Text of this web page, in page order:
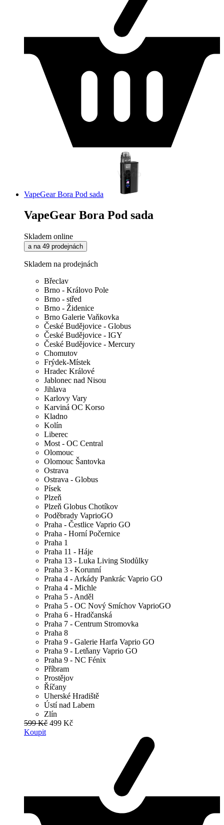
VapeGear Bora Pod sada
VapeGear Bora Pod sada
Skladem online
a na 49 prodejnách
Skladem na prodejnách
Břeclav
Brno - Královo Pole
Brno - střed
Brno - Židenice
Brno Galerie Vaňkovka
České Budějovice - Globus
České Budějovice - IGY
České Budějovice - Mercury
Chomutov
Frýdek-Místek
Hradec Králové
Jablonec nad Nisou
Jihlava
Karlovy Vary
Karviná OC Korso
Kladno
Kolín
Liberec
Most - OC Central
Olomouc
Olomouc Šantovka
Ostrava
Ostrava - Globus
Písek
Plzeň
Plzeň Globus Chotíkov
Poděbrady VaprioGO
Praha - Čestlice Vaprio GO
Praha - Horní Počernice
Praha 1
Praha 11 - Háje
Praha 13 - Luka Living Stodůlky
Praha 3 - Korunní
Praha 4 - Arkády Pankrác Vaprio GO
Praha 4 - Michle
Praha 5 - Anděl
Praha 5 - OC Nový Smíchov VaprioGO
Praha 6 - Hradčanská
Praha 7 - Centrum Stromovka
Praha 8
Praha 9 - Galerie Harfa Vaprio GO
Praha 9 - Letňany Vaprio GO
Praha 9 - NC Fénix
Příbram
Prostějov
Říčany
Uherské Hradiště
Ústí nad Labem
Zlín
599 Kč 499 Kč
Koupit